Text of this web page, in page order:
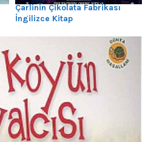
Çarlinin Çikolata Fabrikası
İngilizce Kitap